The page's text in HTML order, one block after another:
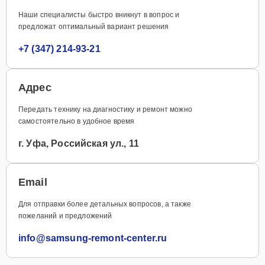
Наши специалисты быстро вникнут в вопрос и
предложат оптимальный вариант решения
+7 (347) 214-93-21
Адрес
Передать технику на диагностику и ремонт можно
самостоятельно в удобное время
г. Уфа, Российская ул., 11
Email
Для отправки более детальных вопросов, а также
пожеланий и предложений
info@samsung-remont-center.ru